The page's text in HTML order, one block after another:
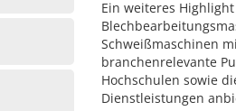
Ein weiteres
Schweißmaschinen
branchenrelevante
Hochschulen sowie
Dienstleistungen